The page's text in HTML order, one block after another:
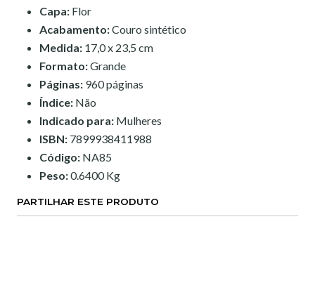
Capa: Flor
Acabamento:Couro sintético
Medida: 17,0 x 23,5 cm
Formato:Grande
Páginas: 960 páginas
Índice: Não
Indicado para: Mulheres
ISBN: 7899938411988
Código: NA85
Peso:0.6400 Kg
PARTILHAR ESTE PRODUTO